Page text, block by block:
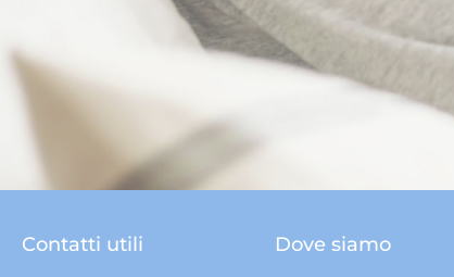
Contatti utili Dove siamo